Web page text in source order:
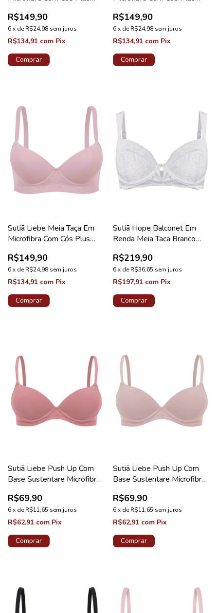
R$149,90
6x deR$24,98 sem juros
R$134,91 com Pix
Comprar
R$149,90
6x deR$24,98 sem juros
R$134,91 com Pix
Comprar
Sutiã Liebe Meia Taça Em
Microfibra Com Cós Plus
R$149,90
6x deR$24,98 sem juros
R$134,91 com Pix
Comprar
Sutiã Hope Balconet Em
Renda Meia Taca Branco
R$219,90
6x deR$36,65 sem juros
R$197,91 com Pix
Comprar
Sutiã Liebe Push Up Com
Base Sustentare Microfibra
R$69,90
6x deR$11,65 sem juros
R$62,91 com Pix
Comprar
Sutiã Liebe Push Up Com
Base Sustentare Microfibra
R$69,90
6x deR$11,65 sem juros
R$62,91 com Pix
Comprar